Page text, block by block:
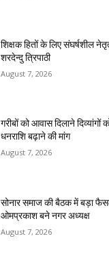
शिक्षक हितों के लिए संघर्षशील
शरदेन्दु त्रिपाठी
August 7, 2026
गरीबों को आवास दिलाने दिव्यांगों
धनराशि बढ़ाने की मांग
August 7, 2026
सोनार समाज की बैठक में बड़ा
ओमप्रकाश बने नगर अध्यक्ष
August 7, 2026